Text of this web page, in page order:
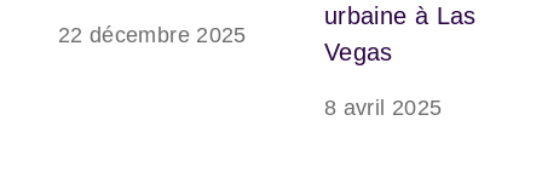
22 décembre 2025
urbaine à Las
Vegas
8 avril 2025